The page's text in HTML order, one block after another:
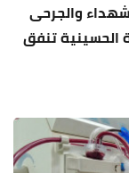
الشهداء والجرحى
الحسينية تنفق